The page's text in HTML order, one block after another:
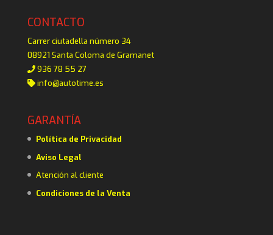
CONTACTO
Carrer ciutadella número 34
08921 Santa Coloma de Gramanet
936 78 55 27
info@autotime.es
GARANTÍA
Política de Privacidad
Aviso Legal
Atención al cliente
Condiciones de la Venta